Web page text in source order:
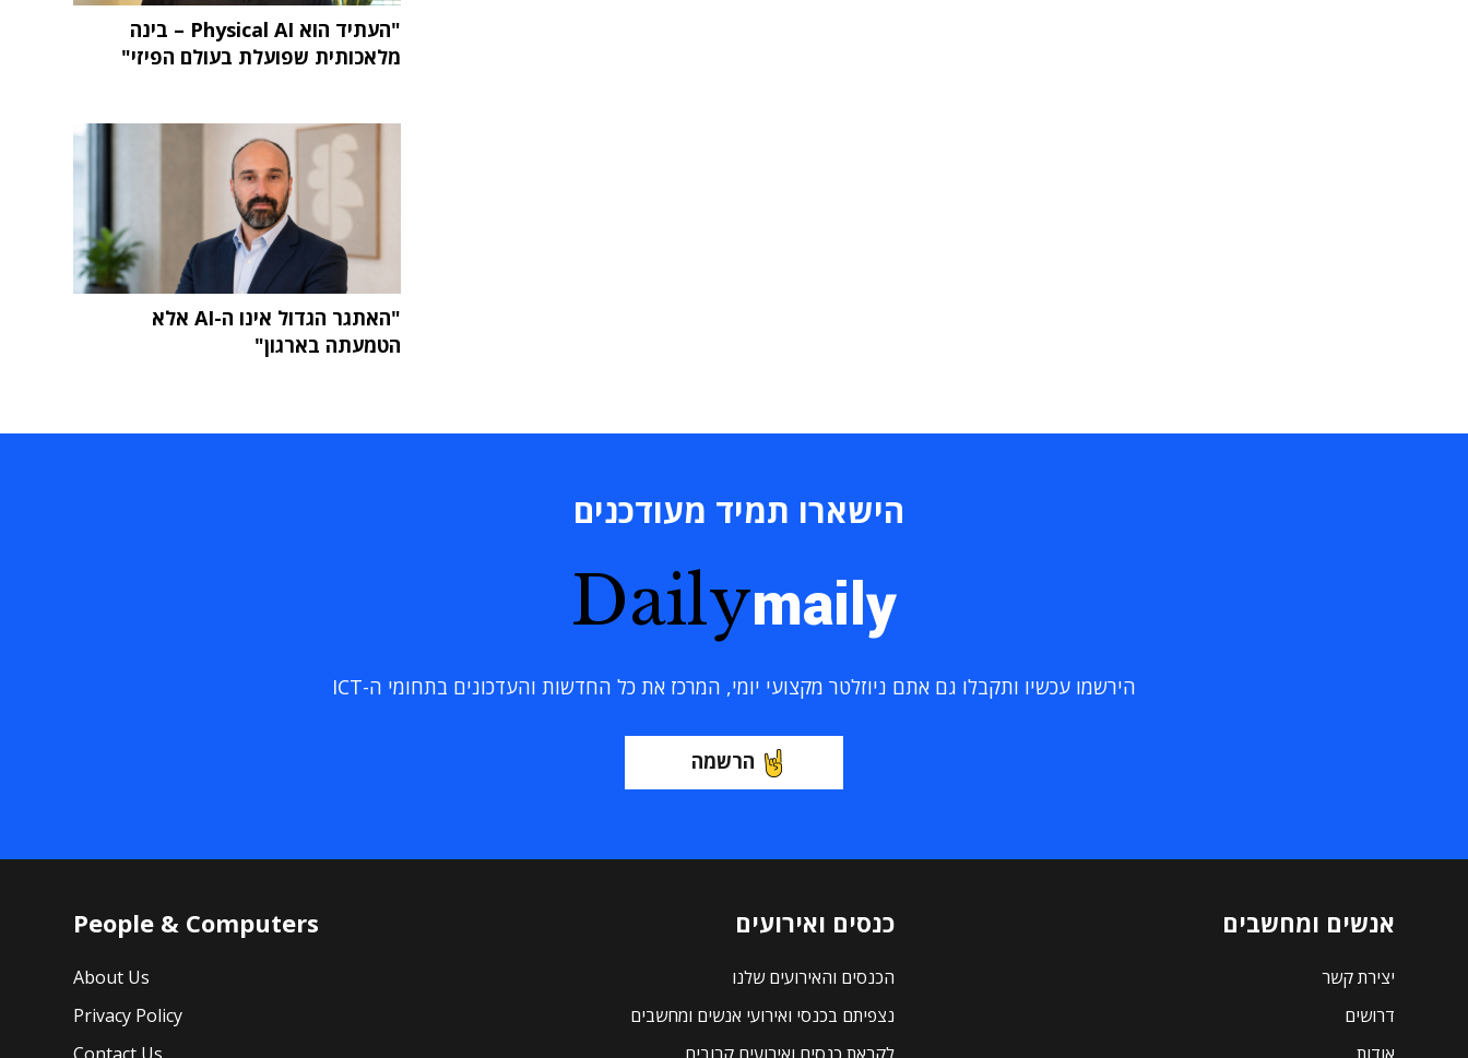
"העתיד הוא Physical AI – בינה
מלאכותית שפועלת בעולם הפיזי"
"האתגר הגדול אינו ה-AI אלא
הטמעתה בארגון"
הישארו תמיד מעודכנים
Dailymaily
הירשמו עכשיו ותקבלו גם אתם ניוזלטר מקצועי יומי, המרכז את כל החדשות והעדכונים בתחומי ה-ICT
הרשמה
אנשים ומחשבים
יצירת קשר
דרושים
כנסים ואירועים
הכנסים והאירועים שלנו
נצפיתם בכנסי ואירועי אנשים ומחשבים
People & Computers
About Us
Privacy Policy